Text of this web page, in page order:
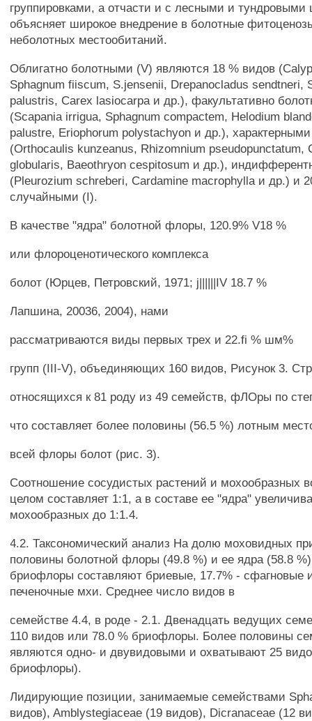
группировками, а отчасти и с лесными и тундровыми
объясняет широкое внедрение в болотные
неболотных местообитаний.
Облигатно болотными (V) являются 18 % видов
Sphagnum fiiscum, S.jensenii, Drepanocladus sendtneri,
palustris, Carex lasiocarpa и др.), факультативно
(Scapania irrigua, Sphagnum compactem, Helodium
palustre, Eriophorum polystachyon и др.),
(Orthocaulis kunzeanus, Rhizomnium pseudopunctatum,
globularis, Baeothryon cespitosum и др.),
(Pleurozium schreberi, Cardamine macrophylla и др.) и
случайными (I).
В качестве "ядра" болотной флоры, 120.9% V18 %
или флороценотического комплекса
болот (Юрцев, Петровский, 1971; j||||||IV 18.7 %
Лапшина, 20036, 2004), нами
рассматриваются виды первых трех и 22.fi % шм%
групп (III-V), объединяющих 160 видов, Рисунок 3.
относящихся к 81 роду из 49 семейств, фЛОры по
что составляет более половины (56.5 %) лотным
всей флоры болот (рис. 3).
Соотношение сосудистых растений и мохообразных
целом составляет 1:1, а в составе ее "ядра"
мохообразных до 1:1.4.
4.2. Таксономический анализ На долю моховидных
половины болотной флоры (49.8 %) и ее ядра (58.8
бриофлоры составляют бриевые, 17.7% - сфагновые
печеночные мхи. Среднее число видов в
семействе 4.4, в роде - 2.1. Двенадцать ведущих
110 видов или 78.0 % бриофлоры. Более половины
являются одно- и двувидовыми и охватывают 25
бриофлоры).
Лидирующие позиции, занимаемые семействами
видов), Amblystegiaceae (19 видов), Dicranaceae (12